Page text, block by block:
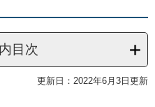
目次
更新日：2022年6月3日更新